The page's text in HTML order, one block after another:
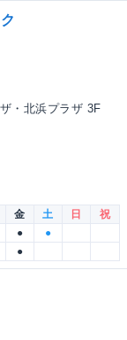
・北浜プラザ 3F
金 土 日
祝
●
●
●